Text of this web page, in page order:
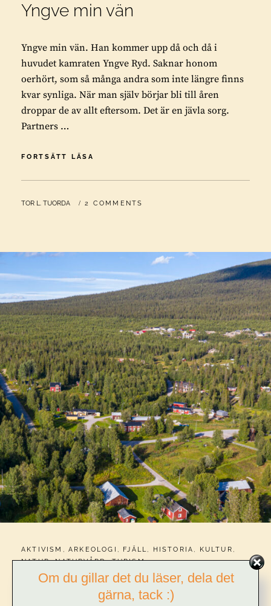
Yngve min vän
Yngve min vän. Han kommer upp då och då i
huvudet kamraten Yngve Ryd. Saknar honom
oerhört, som så många andra som inte längre finns
kvar synliga. När man själv börjar bli till åren
droppar de av allt eftersom. Det är en jävla sorg.
Partners …
FORTSÄTT LÄSA
VÄN
BY
TOR L. TUORDA 2 COMMENTS
CATEGORIES:
AKTIVISM ,ARKEOLOGI , FJÄLL, HISTORIA , KULTUR ,
NATUR,NATURVÅRD,TURISM
PUBLICERAT
26 JANUARI 2023
Om du gillar det du läser, dela det
gärna, tack :)